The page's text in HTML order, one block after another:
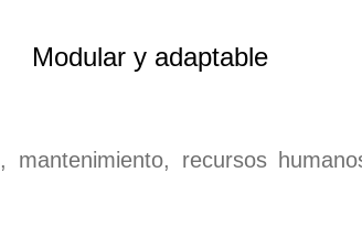
Modular y adaptable
recursos